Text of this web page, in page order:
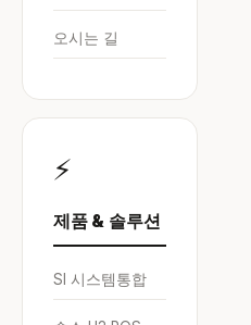
오시는 길
⚡
제품 & 솔루션
SI 시스템통합